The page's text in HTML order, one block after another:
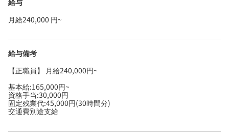
給与
月給240,000 円~
給与備考
【正職員】 月給240,000円~
基本給:165,000円~
資格手当:30,000円
固定残業代:45,000円(30時間分)
交通費別途支給